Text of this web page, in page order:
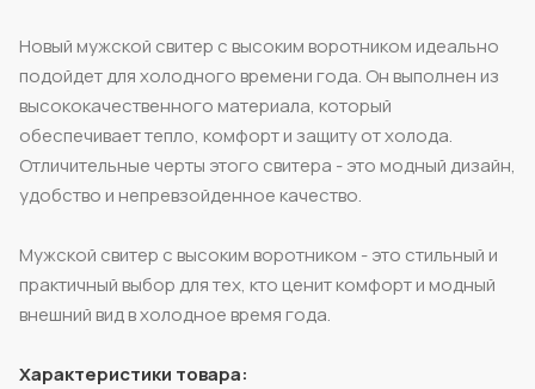
Новый мужской свитер с высоким воротником идеально
подойдет для холодного времени года. Он выполнен из
высококачественного материала, который
обеспечивает тепло, комфорт и защиту от холода.
Отличительные черты этого свитера - это модный дизайн,
удобство и непревзойденное качество.
Мужской свитер с высоким воротником - это стильный и
практичный выбор для тех, кто ценит комфорт и модный
внешний вид в холодное время года.
Характеристики товара: